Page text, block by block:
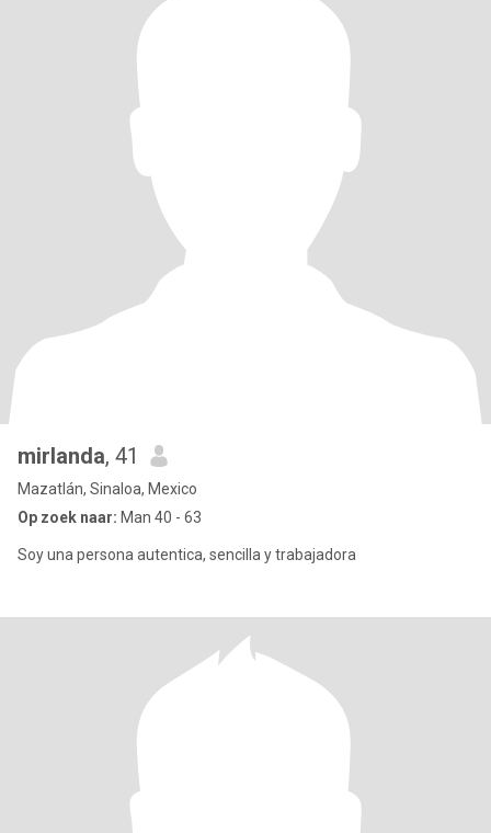
mirlanda, 41
Mazatlán, Sinaloa, Mexico
Op zoek naar: Man 40 - 63
Soy una persona autentica, sencilla y trabajadora